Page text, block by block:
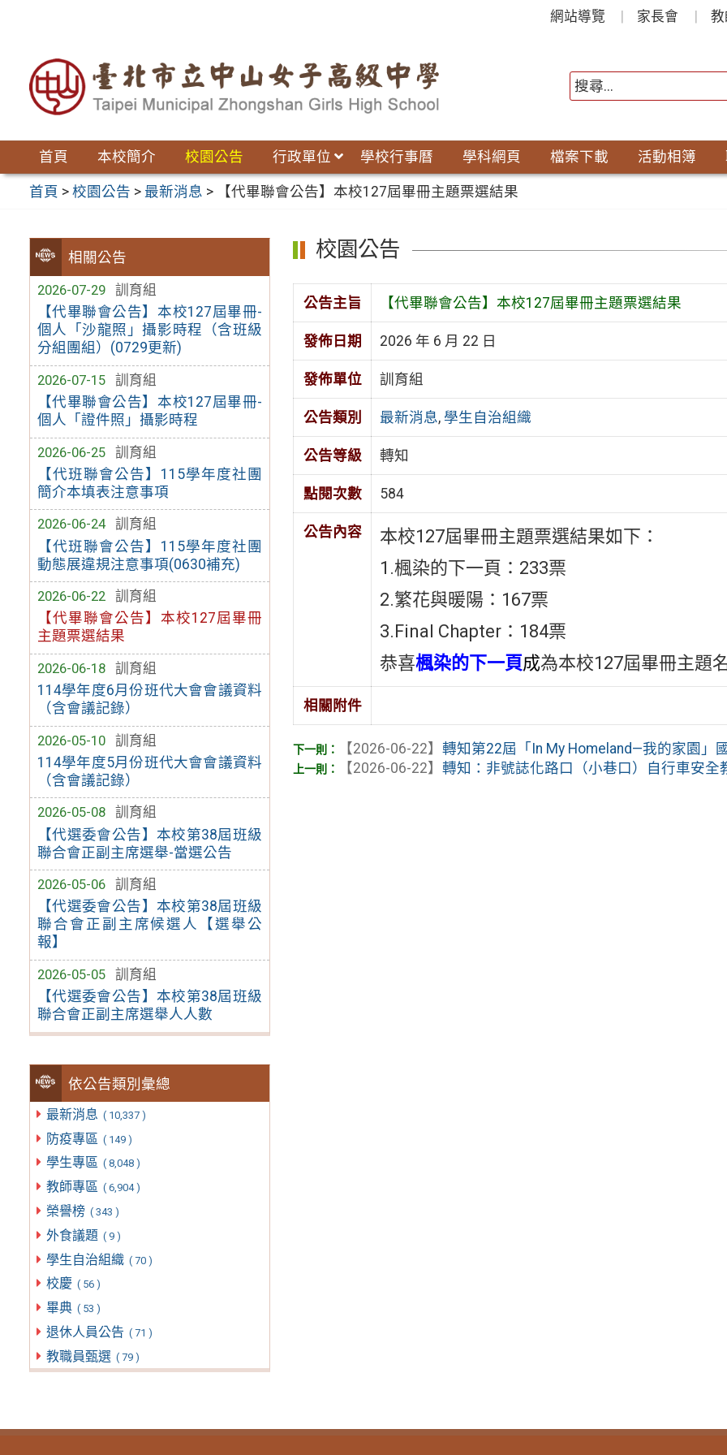
網站導覽 家長會
首頁 本校簡介 校園公告 行政單位 學校行事曆 學科網頁 檔案下載 活動相簿
首頁 >校園公告 > 最新消息 > 【代畢聯會公告】本校127屆畢冊主題票選結果
相關公告
2026-07-29
訓育組
【代畢聯會公告】本校127屆畢冊-
個人「沙龍照」攝影時程（含班級
分組團組）(0729更新)
2026-07-15
訓育組
【代畢聯會公告】本校127屆畢冊-
個人「證件照」攝影時程
2026-06-25
訓育組
【代班聯會公告】115學年度社團
簡介本填表注意事項
2026-06-24
訓育組
【代班聯會公告】115學年度社團
動態展違規注意事項(0630補充)
2026-06-22
訓育組
【代畢聯會公告】本校127屆畢冊
主題票選結果
2026-06-18
訓育組
114學年度6月份班代大會會議資料
（含會議記錄）
2026-05-10
訓育組
114學年度5月份班代大會會議資料
（含會議記錄）
2026-05-08
訓育組
【代選委會公告】本校第38屆班級
聯合會正副主席選舉-當選公告
2026-05-06
訓育組
【代選委會公告】本校第38屆班級
聯合會正副主席候選人【選舉公
報】
2026-05-05
訓育組
【代選委會公告】本校第38屆班級
聯合會正副主席選舉人人數
依公告類別彙總
最新消息 ( 10,337 )
防疫專區 ( 149 )
學生專區 ( 8,048 )
教師專區 ( 6,904 )
榮譽榜 ( 343 )
外食議題 ( 9 )
學生自治組織 ( 70 )
校慶 ( 56 )
畢典 ( 53 )
退休人員公告 ( 71 )
教職員甄選 ( 79 )
校園公告
公告主旨 【代畢聯會公告】本校127屆畢冊主題票選結果
發佈日期 2026 年 6 月 22 日
發佈單位 訓育組
公告類別 最新消息, 學生自治組織
公告等級 轉知
點閱次數 584
公告內容
本校127屆畢冊主題票選結果如下：
1.楓染的下一頁：233票
2.繁花與暖陽：167票
3.Final Chapter：184票
恭喜楓染的下一頁成為本校127屆畢冊主題
相關附件
【2026-06-22】轉知第22屆「In My Homeland—我的家園」
【2026-06-22】轉知：非號誌化路口（小巷口）自行車安全